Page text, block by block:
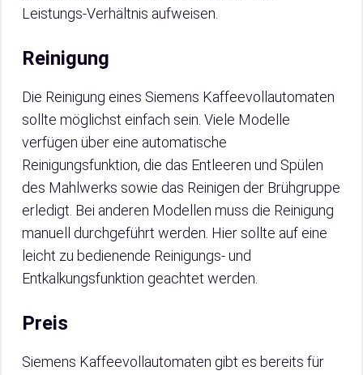
Leistungs-Verhältnis aufweisen.
Reinigung
Die Reinigung eines Siemens Kaffeevollautomaten
sollte möglichst einfach sein. Viele Modelle
verfügen über eine automatische
Reinigungsfunktion, die das Entleeren und Spülen
des Mahlwerks sowie das Reinigen der Brühgruppe
erledigt. Bei anderen Modellen muss die Reinigung
manuell durchgeführt werden. Hier sollte auf eine
leicht zu bedienende Reinigungs- und
Entkalkungsfunktion geachtet werden.
Preis
Siemens Kaffeevollautomaten gibt es bereits für